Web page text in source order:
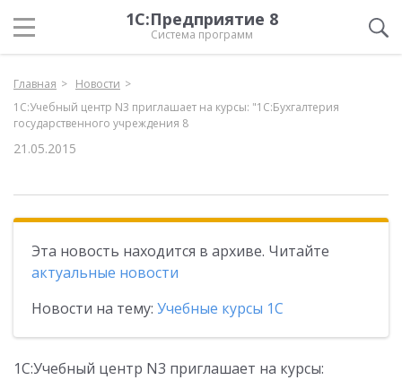
1С:Предприятие 8
Система программ
Главная
Новости
1С:Учебный центр N3 приглашает на курсы: "1C:Бухгалтерия
государственного учреждения 8
21.05.2015
Эта новость находится в архиве. Читайте
актуальные новости
Новости на тему: Учебные курсы 1С
1С:Учебный центр N3 приглашает на курсы: